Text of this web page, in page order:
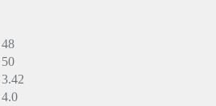
48
50
3.42
4.0